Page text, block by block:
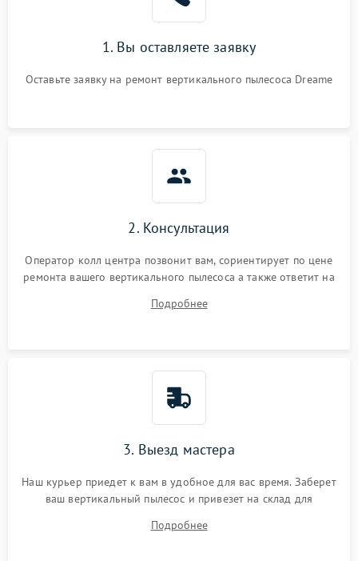
автоматического
отключения
1500 ₽ Подробнее →
1000 ₽
Повреждение внутренних
Поломка системы защиты
1. Вы оставляете заявку
Оставьте заявку на ремонт вертикального пылесоса Dreame
2. Консультация
Оператор колл центра позвонит вам, сориентирует по цене
ремонта вашего вертикального пылесоса а также ответит на
Подробнее
3. Выезд мастера
Наш курьер приедет к вам в удобное для вас время. Заберет
ваш вертикальный пылесос и привезет на склад для
Подробнее